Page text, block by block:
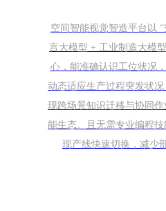
空间智能视觉智造平台以
言大模型 + 工业制造大模
心，能准确认识工位状况
动态适应生产过程突发状
现跨场景知识迁移与协同
能生态。且无需专业编程
现产线快速切换，减少